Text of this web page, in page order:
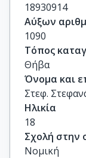
18930914
Αύξων
1090
Τόπος
Θήβα
Όνομα και
Στεφ.
Ηλικία
18
Σχολή στην
Νομική